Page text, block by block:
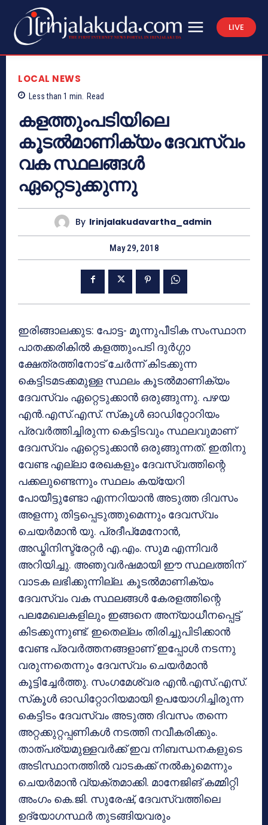
LIVE
LOCAL NEWS
Less than 1 min. Read
കളത്തുംപടിയിലെ
കൂടല്‍മാണിക്യം ദേവസ്വം
വക സ്ഥലങ്ങള്‍
ഏറ്റെടുക്കുന്നു
By Irinjalakudavartha_admin
May 29, 2018
ഇരിങ്ങാലക്കുട: പോട്ട- മൂന്നുപീടിക സംസ്ഥാന
പാതക്കരികില്‍ കളത്തുംപടി ദുര്‍ഗ്ഗാ
ക്ഷേത്രത്തിനോട് ചേര്‍ന്ന് കിടക്കുന്ന
കെട്ടിടമടക്കമുള്ള സ്ഥലം കൂടല്‍മാണിക്യം
ദേവസ്വം ഏറ്റെടുക്കാന്‍ ഒരുങ്ങുന്നു. പഴയ
എന്‍.എസ്.എസ്. സ്‌കൂള്‍ ഓഡിറ്റോറിയം
പ്രവര്‍ത്തിച്ചിരുന്ന കെട്ടിടവും സ്ഥലവുമാണ്
ദേവസ്വം ഏറ്റെടുക്കാന്‍ ഒരുങ്ങുന്നത്. ഇതിനു
വേണ്ട എല്ലാ രേഖകളും ദേവസ്വത്തിന്റെ
പക്കലുണ്ടെന്നും സ്ഥലം കയ്യേറി
പോയീട്ടുണ്ടോ എന്നറിയാന്‍ അടുത്ത ദിവസം
അളന്നു തിട്ടപ്പെടുത്തുമെന്നും ദേവസ്വം
ചെയര്‍മാന്‍ യു. പ്രദീപ്മേനോന്‍,
അഡ്മിനിസ്ട്രേറ്റര്‍ എ.എം. സുമ എന്നിവര്‍
അറിയിച്ചു. അഞുവര്‍ഷമായി ഈ സ്ഥലത്തിന്
വാടക ലഭിക്കുന്നില്ല. കൂടല്‍മാണിക്യം
ദേവസ്വം വക സ്ഥലങ്ങള്‍ കേരളത്തിന്റെ
പലമേഖലകളിലും ഇങ്ങനെ അന്യാധീനപ്പെട്ട്
കിടക്കുന്നുണ്ട്. ഇതെല്ലം തിരിച്ചുപിടിക്കാന്‍
വേണ്ട പ്രവര്‍ത്തനങ്ങളാണ് ഇപ്പോള്‍ നടന്നു
വരുന്നതെന്നും ദേവസ്വം ചെയര്‍മാന്‍
കൂട്ടിച്ചേര്‍ത്തു. സംഗമേശ്വര എന്‍.എസ്.എസ്.
സ്‌കൂള്‍ ഓഡിറ്റോറിയമായി ഉപയോഗിച്ചിരുന്ന
കെട്ടിടം ദേവസ്വം അടുത്ത ദിവസം തന്നെ
അറ്റക്കുറ്റപ്പണികള്‍ നടത്തി നവീകരിക്കും.
താത്പര്യമുള്ളവര്‍ക്ക് ഇവ നിബന്ധനകളുടെ
അടിസ്ഥാനത്തില്‍ വാടകക്ക് നല്‍കുമെന്നും
ചെയര്‍മാന്‍ വ്യക്തമാക്കി. മാനേജിങ് കമ്മിറ്റി
അംഗം കെ.ജി. സുരേഷ്, ദേവസ്വത്തിലെ
ഉദ്യോഗസ്ഥര്‍ തുടങ്ങിയവരും